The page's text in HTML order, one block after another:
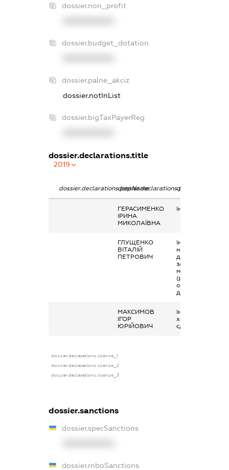
dossier.non_profit
dossier.budget_dotation
dossier.palne_akciz
dossier.notInList
dossier.bigTaxPayerReg
dossier.declarations.title
2019
dossier.declarations.pepNamedossier.declarations.personName
ГЕРАСИМЕНКО
ІРИНА
МИКОЛАЇВНА
Інше,
ГЛУЩЕНКО
ВІТАЛІЙ
ПЕТРОВИЧ
Інше, доходи, які
не включаються
до складу
загального
місячного
(річного)
оподаткованого
доходу
МАКСИМОВ
ІГОР
ЮРІЙОВИЧ
Інше,
харчування за
сдачу крові
dossier.declarations.license_1
dossier.declarations.license_2
dossier.declarations.license_3
dossier.sanctions
dossier.specSanctions
dossier.rnboSanctions